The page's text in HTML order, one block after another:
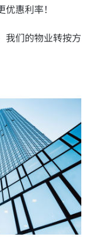
惠利率！
我们的物业转按方